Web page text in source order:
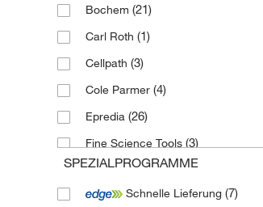
Bochem (21)
Carl Roth (1)
Cellpath (3)
Cole Parmer (4)
Epredia (26)
Fine Science Tools (3)
Fisherbrand(4)
Herenz Heinz(5)
SPEZIALPROGRAMME
Schnelle Lieferung (7)